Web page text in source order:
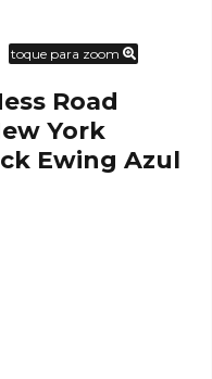
toque para zoom
Road
York
Ewing Azul